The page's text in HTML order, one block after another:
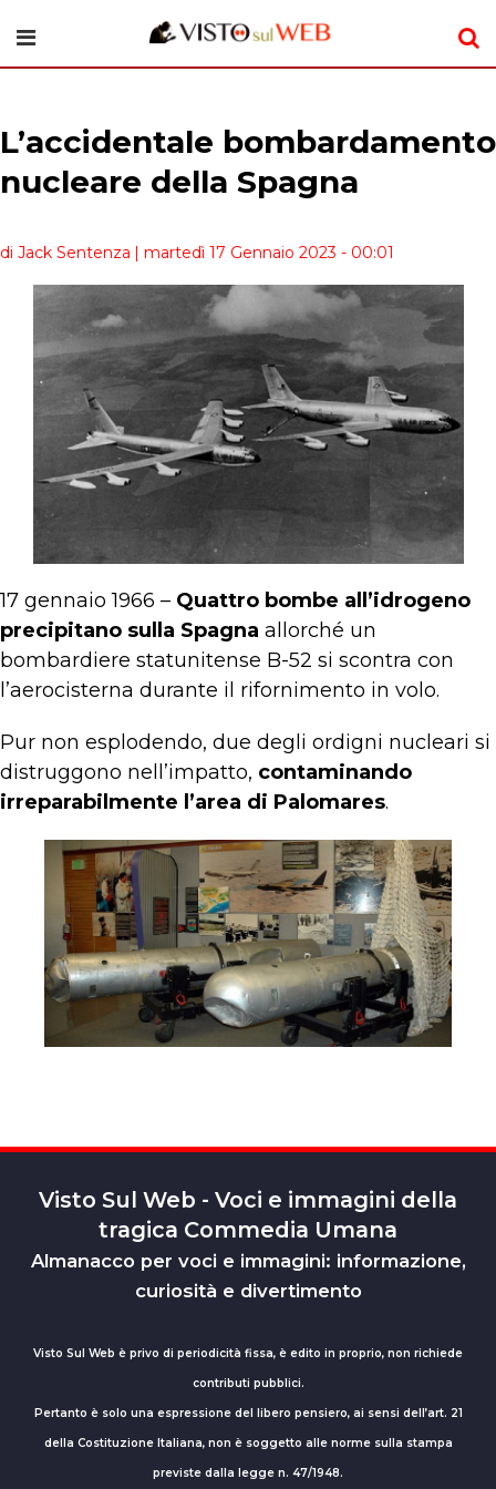
L’accidentale bombardamento
nucleare della Spagna
di Jack Sentenza | martedì 17 Gennaio 2023 - 00:01
17 gennaio 1966 – Quattro bombe all’idrogeno
precipitano sulla Spagna allorché un
bombardiere statunitense B-52 si scontra con
l’aerocisterna durante il rifornimento in volo.
Pur non esplodendo, due degli ordigni nucleari si
distruggono nell’impatto, contaminando
irreparabilmente l’area di Palomares.
Visto Sul Web - Voci e immagini della
tragica Commedia Umana
Almanacco per voci e immagini: informazione,
curiosità e divertimento
Visto Sul Web è privo di periodicità fissa, è edito in proprio, non richiede
contributi pubblici.
Pertanto è solo una espressione del libero pensiero, ai sensi dell’art. 21
della Costituzione Italiana, non è soggetto alle norme sulla stampa
previste dalla legge n. 47/1948.